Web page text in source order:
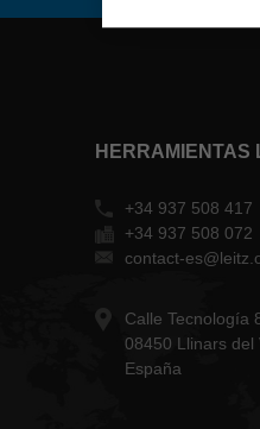
HERRAMIENTAS
+34 937 508 417
+34 937 508 072
contact-
Calle Tecnología
08450 Llinars del
España